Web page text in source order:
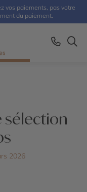
vos paiements, pas votre
du paiement.
sélection
2026